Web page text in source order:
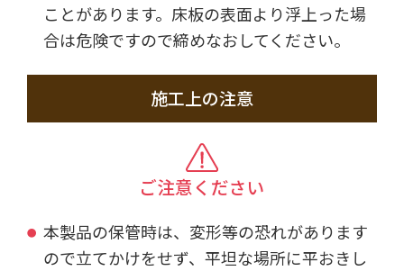
ことがあります。床板の表面より浮上った場
合は危険ですので締めなおしてください。
施工上の注意
ご注意ください
本製品の保管時は、変形等の恐れがあります
ので立てかけをせず、平坦な場所に平おきし